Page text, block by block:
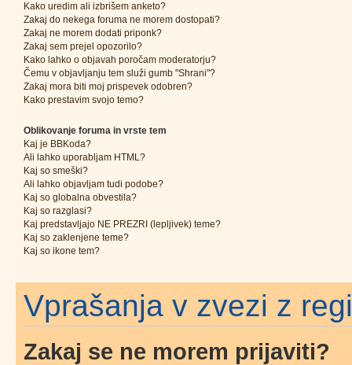
Kako uredim ali izbrišem anketo?
Zakaj do nekega foruma ne morem dostopati?
Zakaj ne morem dodati priponk?
Zakaj sem prejel opozorilo?
Kako lahko o objavah poročam moderatorju?
Čemu v objavljanju tem služi gumb "Shrani"?
Zakaj mora biti moj prispevek odobren?
Kako prestavim svojo temo?
Oblikovanje foruma in vrste tem
Kaj je BBKoda?
Ali lahko uporabljam HTML?
Kaj so smeški?
Ali lahko objavljam tudi podobe?
Kaj so globalna obvestila?
Kaj so razglasi?
Kaj predstavljajo NE PREZRI (lepljivek) teme?
Kaj so zaklenjene teme?
Kaj so ikone tem?
Vprašanja v zvezi z
Zakaj se ne morem prijaviti?